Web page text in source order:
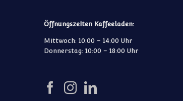
Öffnungszeiten Kaffeeladen:
Mittwoch: 10:00 – 14:00 Uhr
Donnerstag: 10:00 – 18:00 Uhr